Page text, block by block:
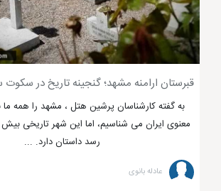
برای شما عزیزان شرح داده ایم که مختص
نیستند بلکه آرامگاه هایی در مشهد
مقدس بوده و مردم مشهد به آن ها
جمله این آرامگاه ها می توان به خواجه
مراد، خواجه ربیع، گنبد سبز، آرامگاه پیر
اشاره کرد که از شاخص ترین آرامگاه های
مشهدعضوی جدا نشدنی
مشهد است زیرا وقتی شما تور مشهد را از
رزرو می کنید مسلماً علاوه بر تفریحات و
قبرستان ارامنه مشهد؛ گنجینه تاریخ در
به گفته کارشناسان پرشین هتل ، مشهد را همه ما
معنوی ایران می شناسیم، اما این شهر تاریخی
رسد داستان دارد. ...
عادله بانوی